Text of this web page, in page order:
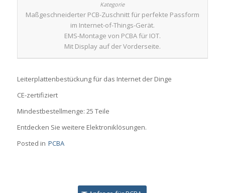
Maßgeschneiderter PCB-Zuschnitt für perfekte Passform
im Internet-of-Things-Gerät.
EMS-Montage von PCBA für IOT.
Mit Display auf der Vorderseite.
Leiterplattenbestückung für das Internet der Dinge
CE-zertifiziert
Mindestbestellmenge: 25 Teile
Entdecken Sie weitere Elektroniklösungen.
Posted in PCBA